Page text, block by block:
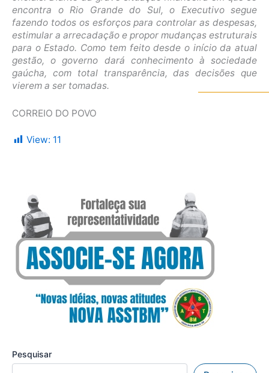
encontra o Rio Grande do Sul, o Executivo segue
fazendo todos os esforços para controlar as despesas,
estimular a arrecadação e propor mudanças estruturais
para o Estado. Como tem feito desde o início da atual
gestão, o governo dará conhecimento à sociedade
gaúcha, com total transparência, das decisões que
vierem a ser tomadas.
CORREIO DO POVO
View: 11
Pesquisar